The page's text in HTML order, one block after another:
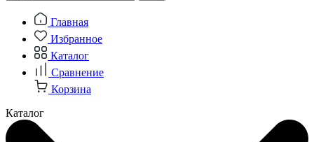
Главная
Избранное
Каталог
Сравнение
Корзина
Каталог